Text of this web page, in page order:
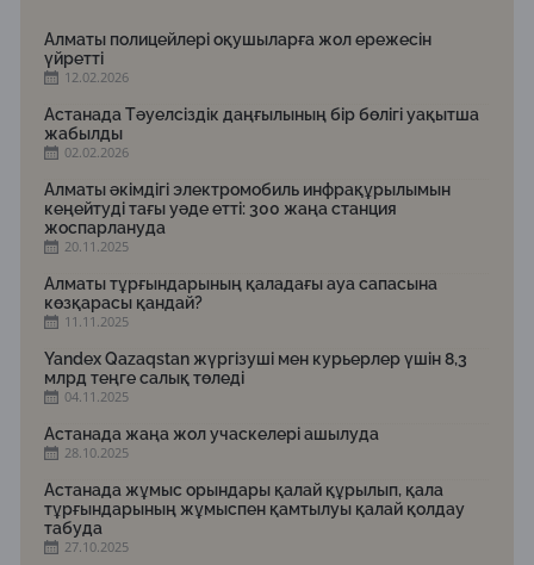
Алматы полицейлері оқушыларға жол ережесін
үйретті
12.02.2026
Астанада Тәуелсіздік даңғылының бір бөлігі уақытша
жабылды
02.02.2026
Алматы әкімдігі электромобиль инфрақұрылымын
кеңейтуді тағы уәде етті: 300 жаңа станция
жоспарлануда
20.11.2025
Алматы тұрғындарының қаладағы ауа сапасына
көзқарасы қандай?
11.11.2025
Yandex Qazaqstan жүргізуші мен курьерлер үшін 8,3
млрд теңге салық төледі
04.11.2025
Астанада жаңа жол учаскелері ашылуда
28.10.2025
Астанада жұмыс орындары қалай құрылып, қала
тұрғындарының жұмыспен қамтылуы қалай қолдау
табуда
27.10.2025